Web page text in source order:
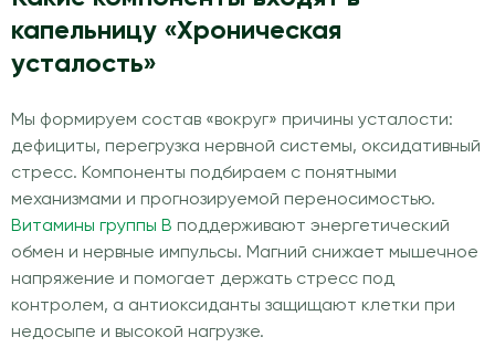
капельницу «Хроническая
усталость»
Мы формируем состав «вокруг» причины усталости:
дефициты, перегрузка нервной системы, оксидативный
стресс. Компоненты подбираем с понятными
механизмами и прогнозируемой переносимостью.
Витамины группы B поддерживают энергетический
обмен и нервные импульсы. Магний снижает мышечное
напряжение и помогает держать стресс под
контролем, а антиоксиданты защищают клетки при
недосыпе и высокой нагрузке.